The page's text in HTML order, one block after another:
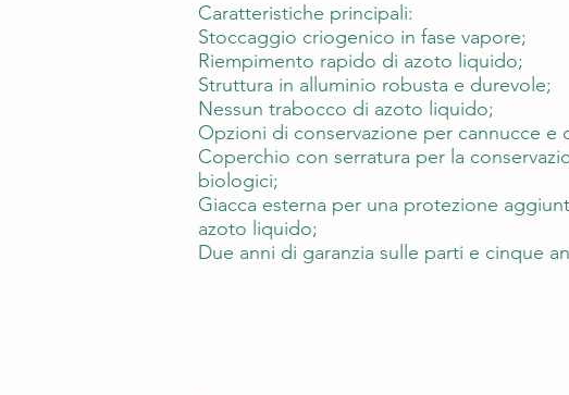
Caratteristiche principali:
Stoccaggio criogenico in fase vapore;
Riempimento rapido di azoto liquido;
Struttura in alluminio robusta e durevole;
Nessun trabocco di azoto liquido;
Opzioni di conservazione per cannucce e
Coperchio con serratura per la
biologici;
Giacca esterna per una protezione
azoto liquido;
Due anni di garanzia sulle parti e cinque